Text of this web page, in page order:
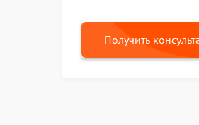
Получить